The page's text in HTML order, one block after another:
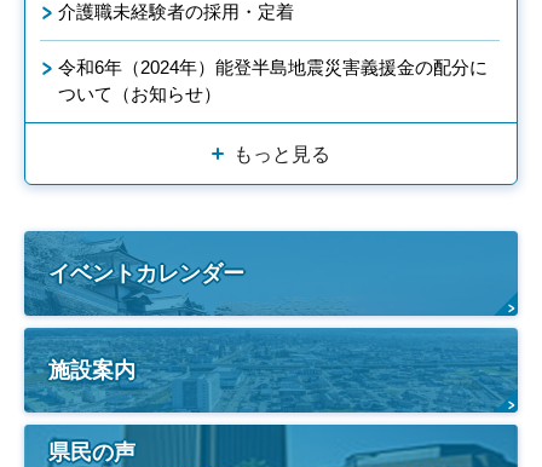
介護職未経験者の採用・定着
令和6年（2024年）能登半島地震災害義援金の配分に
ついて（お知らせ）
もっと見る
イベントカレンダー
施設案内
県民の声